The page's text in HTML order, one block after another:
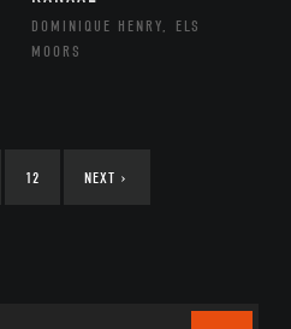
DOMINIQUE HENRY, ELS
MOORS
12 NEXT ›